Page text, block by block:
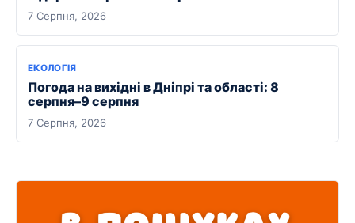
7 Серпня, 2026
ЕКОЛОГІЯ
Погода на вихідні в Дніпрі та області: 8
серпня–9 серпня
7 Серпня, 2026